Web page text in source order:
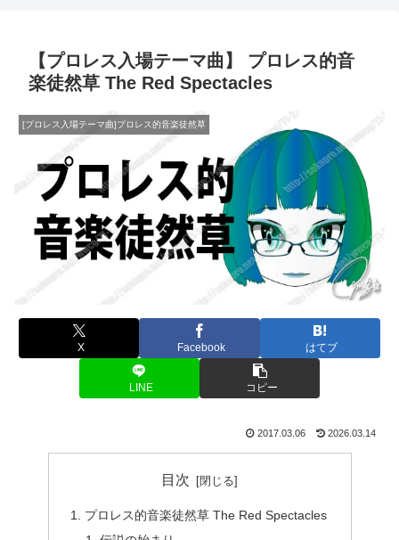
【プロレス入場テーマ曲】 プロレス的音
楽徒然草 The Red Spectacles
[プロレス入場テーマ曲]プロレス的音楽徒然草
X Facebook はてブ
LINE コピー
2017.03.06 2026.03.14
目次
プロレス的音楽徒然草 The Red Spectacles